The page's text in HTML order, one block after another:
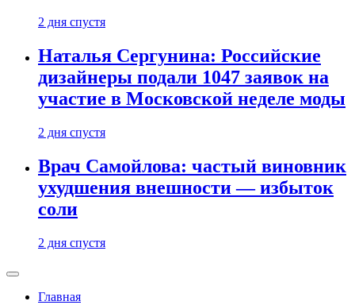
2 дня спустя
Наталья Сергунина: Российские
дизайнеры подали 1047 заявок на
участие в Московской неделе моды
2 дня спустя
Врач Самойлова: частый виновник
ухудшения внешности — избыток
соли
2 дня спустя
Главная